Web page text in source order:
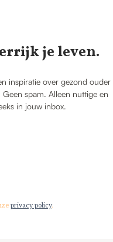
je leven.
inspiratie over gezond ouder
spam. Alleen nuttige en
in jouw inbox.
privacy policy.